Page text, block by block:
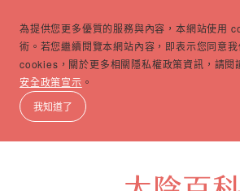
為提供您更多優質的服務與內容，本網站使用
術。若您繼續閱覽本網站內容，即表示您同意我
cookies，關於更多相關隱私權政策資訊，請閱
安全政策宣示 。
我知道了